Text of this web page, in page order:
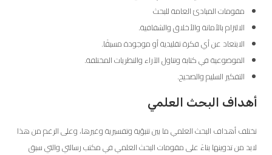
مقومات المبادئ العامة للبحث
الالتزام بالأمانة والأخلاق والشفافية.
الابتعاد عن أي فكرة تقليدية أو موجودة مسبقًا.
الموضوعية في كتابة وتناول الآراء والنظريات المختلفة.
التفكير السليم والصحيح.
أهداف البحث العلمي
تختلف أهداف البحث العلمي ما بين تنبؤية وتفسيرية وغيرها، وعلى الرغم من هذا
لابد من تدوينها بناءً على مقومات البحث العلمي في مكتب رسالتي والتي سبق